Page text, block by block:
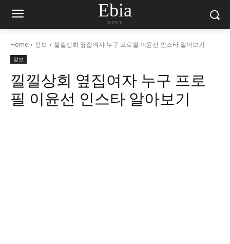
Ebia
news
Home 정보 낄낄상회 옆집여자 누구 프로필 이윤선 인스타 알아보기
정보
낄낄상회 옆집여자 누구 프로
필 이윤선 인스타 알아보기